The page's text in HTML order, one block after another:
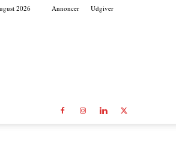
2026 Annoncer Udgiver